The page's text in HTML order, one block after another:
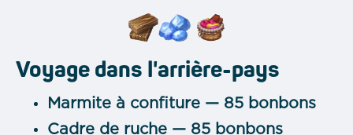
Voyage dans l'arrière-pays
Marmite à confiture — 85 bonbons
Cadre de ruche — 85 bonbons